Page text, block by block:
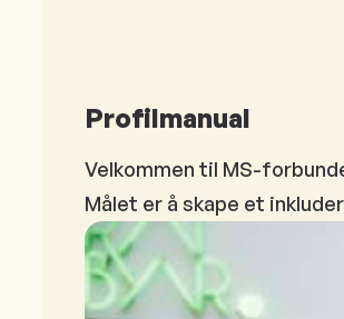
Profilmanual
Velkommen til MS-
Målet er å skape et